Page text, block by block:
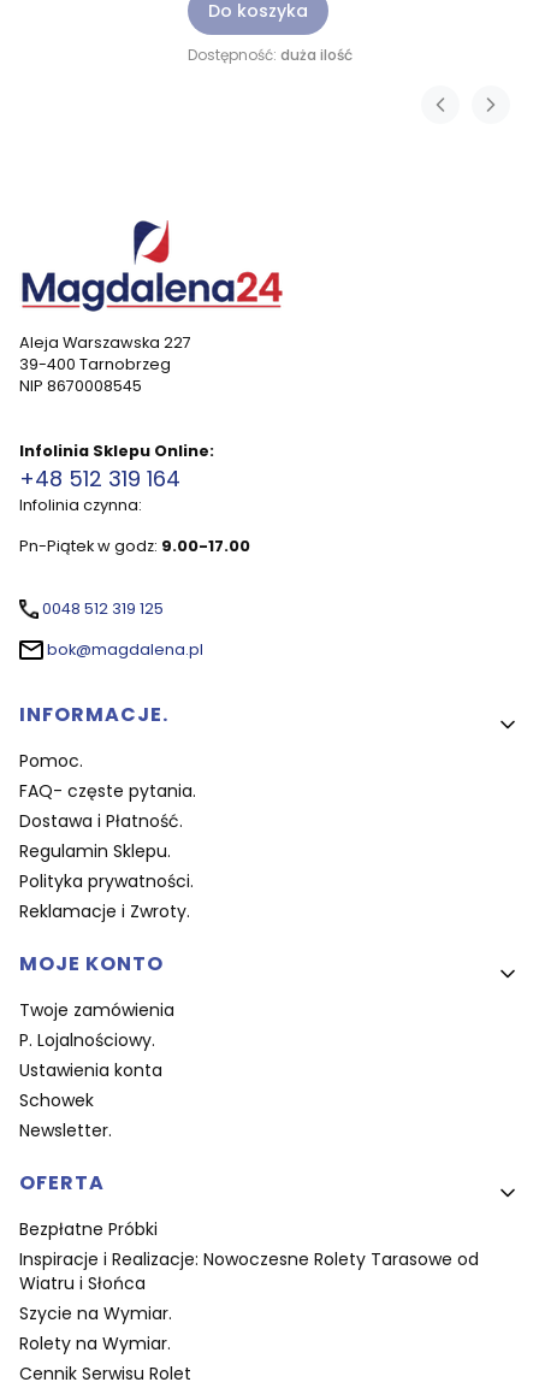
Do koszyka
Dostępność: duża ilość
Aleja Warszawska 227
39-400 Tarnobrzeg
NIP 8670008545
Infolinia Sklepu Online:
+48 512 319 164
Infolinia czynna:
Pn-Piątek w godz: 9.00-17.00
0048 512 319 125
bok@magdalena.pl
Linki w stopce
INFORMACJE.
Pomoc.
FAQ- częste pytania.
Dostawa i Płatność.
Regulamin Sklepu.
Polityka prywatności.
Reklamacje i Zwroty.
MOJE KONTO
Twoje zamówienia
P. Lojalnościowy.
Ustawienia konta
Schowek
Newsletter.
OFERTA
Bezpłatne Próbki
Inspiracje i Realizacje: Nowoczesne Rolety Tarasowe od
Wiatru i Słońca
Szycie na Wymiar.
Rolety na Wymiar.
Cennik Serwisu Rolet